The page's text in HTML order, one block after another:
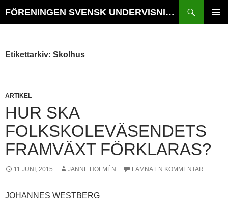
till
FÖRENINGEN SVENSK UNDERVISNINGSHISTORIA // TIDSKRIFTEN VÄGVAL i SKOLANS HISTORIA
Etikettarkiv: Skolhus
ARTIKEL
HUR SKA
FOLKSKOLEVÄSENDETS
FRAMVÄXT FÖRKLARAS?
11 JUNI, 2015 JANNE HOLMÉN LÄMNA EN KOMMENTAR
JOHANNES WESTBERG